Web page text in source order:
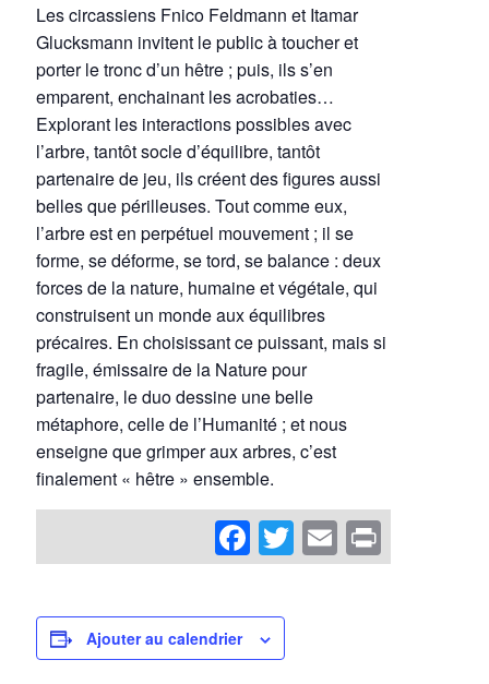
Les circassiens Fnico Feldmann et Itamar
Glucksmann invitent le public à toucher et
porter le tronc d’un hêtre ; puis, ils s’en
emparent, enchainant les acrobaties…
Explorant les interactions possibles avec
l’arbre, tantôt socle d’équilibre, tantôt
partenaire de jeu, ils créent des figures aussi
belles que périlleuses. Tout comme eux,
l’arbre est en perpétuel mouvement ; il se
forme, se déforme, se tord, se balance : deux
forces de la nature, humaine et végétale, qui
construisent un monde aux équilibres
précaires. En choisissant ce puissant, mais si
fragile, émissaire de la Nature pour
partenaire, le duo dessine une belle
métaphore, celle de l’Humanité ; et nous
enseigne que grimper aux arbres, c’est
finalement « hêtre » ensemble.
Facebook
Twitter
Email
Ajouter au calendrier